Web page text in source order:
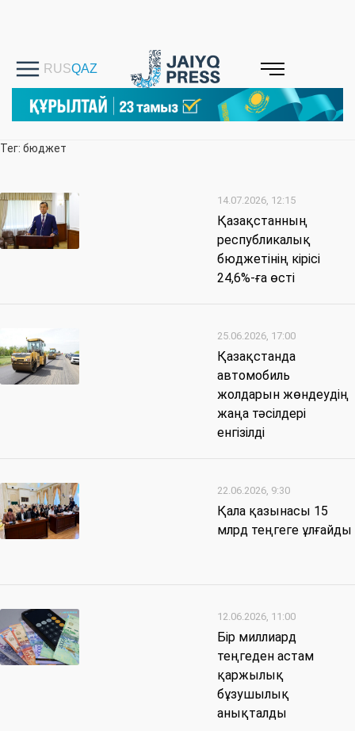
Тег: бюджет
14.07.2026, 12:15
Қазақстанның
республикалық
бюджетінің кірісі
24,6%-ға өсті
25.06.2026, 17:00
Қазақстанда
автомобиль
жолдарын жөндеудің
жаңа тәсілдері
енгізілді
22.06.2026, 9:30
Қала қазынасы 15
млрд теңгеге ұлғайды
12.06.2026, 11:00
Бір миллиард
теңгеден астам
қаржылық
бұзушылық
анықталды